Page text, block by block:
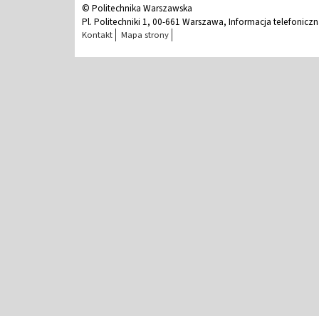
© Politechnika Warszawska
Pl. Politechniki 1, 00-661 Warszawa, Informacja
Kontakt Mapa strony